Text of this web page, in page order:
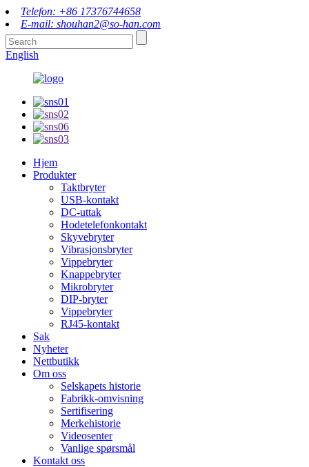
Telefon: +86 17376744658
E-mail: shouhan2@so-han.com
English
Hjem
Produkter
Taktbryter
USB-kontakt
DC-uttak
Hodetelefonkontakt
Skyvebryter
Vibrasjonsbryter
Vippebryter
Knappebryter
Mikrobryter
DIP-bryter
Vippebryter
RJ45-kontakt
Sak
Nyheter
Nettbutikk
Om oss
Selskapets historie
Fabrikk-omvisning
Sertifisering
Merkehistorie
Videosenter
Vanlige spørsmål
Kontakt oss